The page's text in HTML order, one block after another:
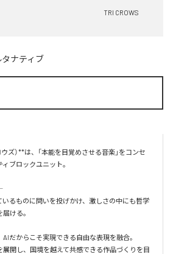
TRI CROWS
タナティブ
ズ）**は、「本能を目覚めさせる音楽」をコンセ
ブロックユニット。
いるものに問いを投げかけ、激しさの中にも哲学
ける。
だからこそ実現できる自由な表現を融合。
展開し、国境を越えて共感できる作品づくりを目